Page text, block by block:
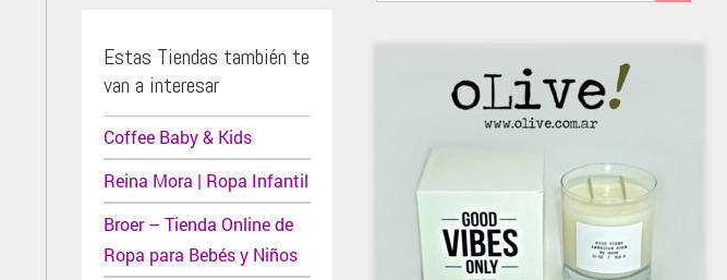
Estas Tiendas también te
van a interesar
Coffee Baby & Kids
Reina Mora | Ropa Infantil
Broer – Tienda Online de
Ropa para Bebés y Niños